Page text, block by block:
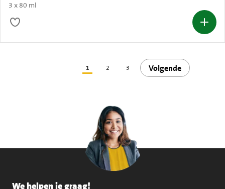
3 x 80 ml
1 2 3 Volgende
We helpen je graag!